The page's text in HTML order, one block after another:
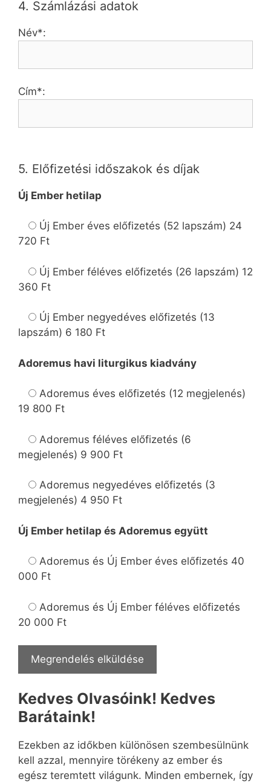
4. Számlázási adatok
Név*:
Cím*:
5. Előfizetési időszakok és díjak
Új Ember hetilap
Új Ember éves előfizetés (52 lapszám) 24
720 Ft
Új Ember féléves előfizetés (26 lapszám) 12
360 Ft
Új Ember negyedéves előfizetés (13
lapszám) 6 180 Ft
Adoremus havi liturgikus kiadvány
Adoremus éves előfizetés (12 megjelenés)
19 800 Ft
Adoremus féléves előfizetés (6
megjelenés) 9 900 Ft
Adoremus negyedéves előfizetés (3
megjelenés) 4 950 Ft
Új Ember hetilap és Adoremus együtt
Adoremus és Új Ember éves előfizetés 40
000 Ft
Adoremus és Új Ember féléves előfizetés
20 000 Ft
Kedves Olvasóink! Kedves
Barátaink!
Ezekben az időkben különösen szembesülnünk
kell azzal, mennyire törékeny az ember és
egész teremtett világunk. Minden embernek, így